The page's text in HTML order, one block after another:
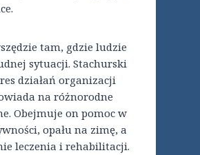
tam, gdzie ludzie
sytuacji. Stachurski
działań organizacji
na różnorodne
Obejmuje on pomoc w
opału na zimę, a
leczenia i rehabilitacji.